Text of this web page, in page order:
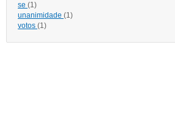
se (1)
unanimidade (1)
votos (1)